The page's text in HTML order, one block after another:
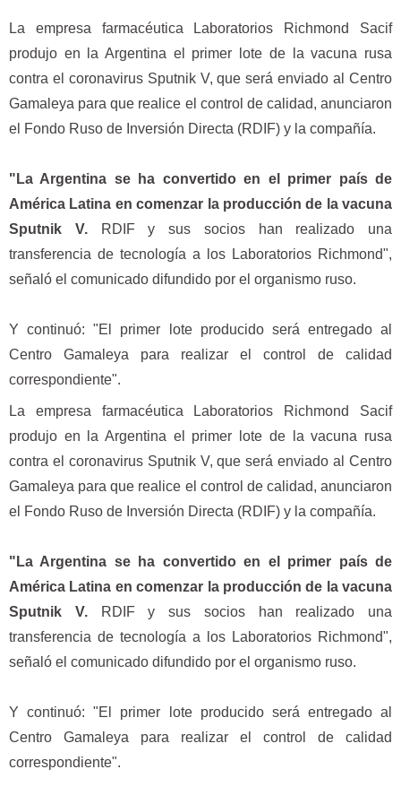
La empresa farmacéutica Laboratorios Richmond Sacif
produjo en la Argentina el primer lote de la vacuna rusa
contra el coronavirus Sputnik V, que será enviado al Centro
Gamaleya para que realice el control de calidad, anunciaron
el Fondo Ruso de Inversión Directa (RDIF) y la compañía.
"La Argentina se ha convertido en el primer país de
América Latina en comenzar la producción de la vacuna
Sputnik V.RDIF y sus socios han realizado una
transferencia de tecnología a los Laboratorios Richmond",
señaló el comunicado difundido por el organismo ruso.
Y continuó: "El primer lote producido será entregado al
Centro Gamaleya para realizar el control de calidad
correspondiente".
La empresa farmacéutica Laboratorios Richmond Sacif
produjo en la Argentina el primer lote de la vacuna rusa
contra el coronavirus Sputnik V, que será enviado al Centro
Gamaleya para que realice el control de calidad, anunciaron
el Fondo Ruso de Inversión Directa (RDIF) y la compañía.
"La Argentina se ha convertido en el primer país de
América Latina en comenzar la producción de la vacuna
Sputnik V.RDIF y sus socios han realizado una
transferencia de tecnología a los Laboratorios Richmond",
señaló el comunicado difundido por el organismo ruso.
Y continuó: "El primer lote producido será entregado al
Centro Gamaleya para realizar el control de calidad
correspondiente".